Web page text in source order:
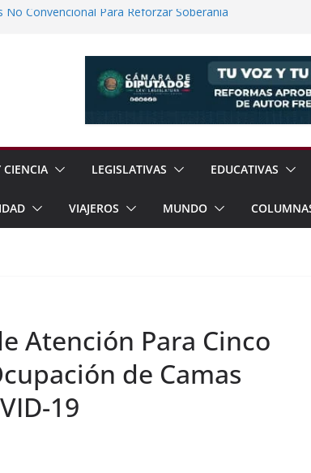
No Convencional Para Reforzar Soberanía
Prestaciones de Trabajadores del
de Cigarrillos Apócrifos en
CIENCIA LEGISLATIVAS EDUCATIVAS
VIAJEROS MUNDO
Atención Para Cinco
de Camas
19